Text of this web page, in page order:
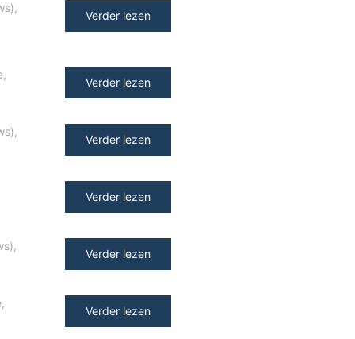
,
Verder lezen
,
Verder lezen
,
Verder lezen
Verder lezen
,
Verder lezen
,
Verder lezen